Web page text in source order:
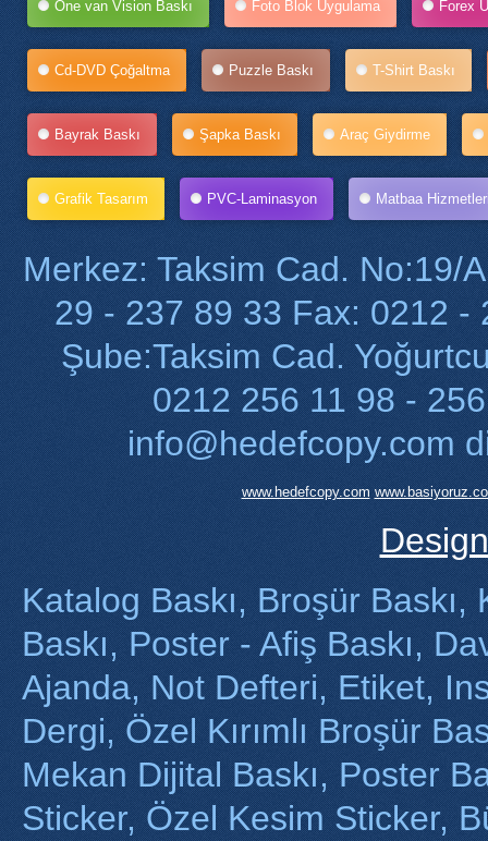
One van Vision Baskı Foto Blok Uygulama Forex
Cd-DVD Çoğaltma Puzzle Baskı T-Shirt Baskı
Bayrak Baskı Şapka Baskı Araç Giydirme
Grafik Tasarım PVC-Laminasyon Matbaa
Merkez: Taksim Cad. No:19/
29 - 237 89 33 Fax: 0212 -
Şube:Taksim Cad.
0212 256 11 98 -
info@hedefcopy.com
www.hedefcopy.com
Katalog Baskı, Broşür Baskı,
Baskı, Poster - Afiş Baskı,
Ajanda, Not Defteri, Etiket,
Dergi, Özel Kırımlı Broşür
Mekan Dijital Baskı, Poster
Sticker, Özel Kesim Sticker,